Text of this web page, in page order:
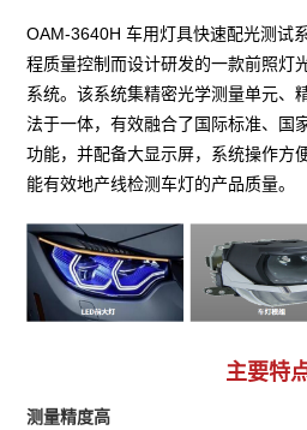
OAM-3640H 车用灯具快速配光测试
程质量控制而设计研发的一款前照灯
系统。该系统集精密光学测量单元、
法于一体，有效融合了国际标准、国
功能，并配备大显示屏，系统操作方
能有效地产线检测车灯的产品质量。
主要特
测量精度高